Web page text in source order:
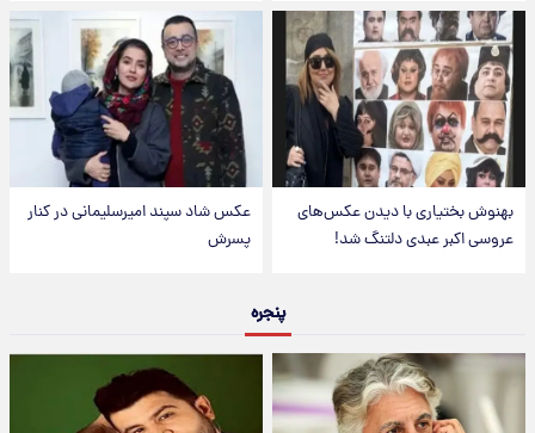
بختیاری با دیدن عکس‌های
اکبر عبدی دلتنگ شد!
عکس شاد سپند امیرسلیمانی در کنار